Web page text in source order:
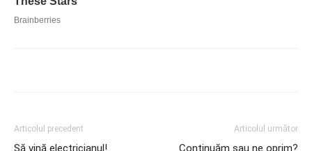
Articolul precedent
Să vină electricianul!
Articolul următor
Continuăm sau ne oprim?